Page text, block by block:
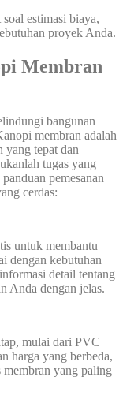
estimasi biaya,
proyek Anda.
Membran
bangunan
membran adalah
yang tepat dan
tugas yang
pemesanan
cerdas:
untuk membantu
dengan kebutuhan
detail tentang
Anda dengan jelas.
mulai dari PVC
harga yang berbeda,
yang paling